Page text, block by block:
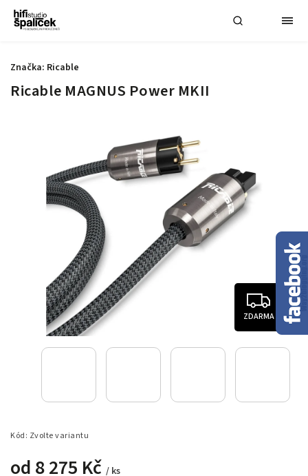
Ricable MAGNUS Power MKII
ZDARMA
Kód: Zvolte variantu
od 8 275 Kč / ks
Značka: Ricable